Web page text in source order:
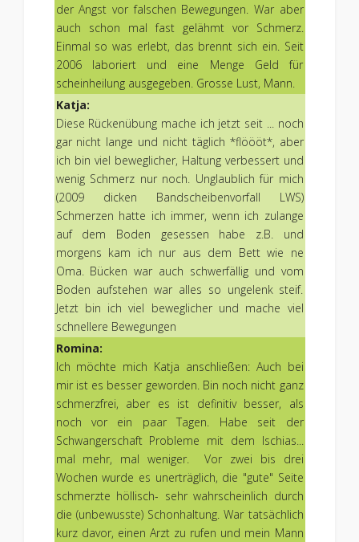
der Angst vor falschen Bewegungen. War aber
auch schon mal fast gelähmt vor Schmerz.
Einmal so was erlebt, das brennt sich ein. Seit
2006 laboriert und eine Menge Geld für
scheinheilung ausgegeben. Grosse Lust, Mann.
Katja:
Diese Rückenübung mache ich jetzt seit ... noch
gar nicht lange und nicht täglich *flöööt*, aber
ich bin viel beweglicher, Haltung verbessert und
wenig Schmerz nur noch. Unglaublich für mich
(2009 dicken Bandscheibenvorfall LWS)
Schmerzen hatte ich immer, wenn ich zulange
auf dem Boden gesessen habe z.B. und
morgens kam ich nur aus dem Bett wie ne
Oma. Bücken war auch schwerfällig und vom
Boden aufstehen war alles so ungelenk steif.
Jetzt bin ich viel beweglicher und mache viel
schnellere Bewegungen
Romina:
Ich möchte mich Katja anschließen: Auch bei
mir ist es besser geworden. Bin noch nicht ganz
schmerzfrei, aber es ist definitiv besser, als
noch vor ein paar Tagen. Habe seit der
Schwangerschaft Probleme mit dem Ischias...
mal mehr, mal weniger. Vor zwei bis drei
Wochen wurde es unerträglich, die "gute" Seite
schmerzte höllisch- sehr wahrscheinlich durch
die (unbewusste) Schonhaltung. War tatsächlich
kurz davor, einen Arzt zu rufen und mein Mann